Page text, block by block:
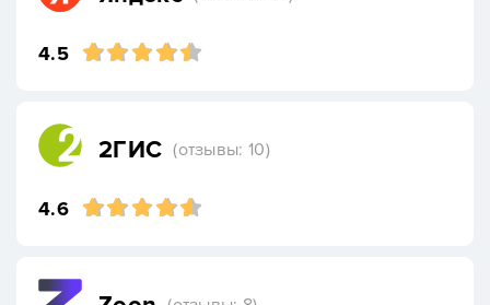
4.5
2ГИС (отзывы: 10)
4.6